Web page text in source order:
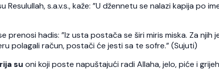
Resulullah, s.a.v.s., kaže: ”U džennetu se nalazi kapija po
prenosi hadis: ”Iz usta postača se širi miris miska. Za
polagali račun, postači će jesti sa te sofre.” (Sujuti)
su oni koji poste napuštajući radi Allaha, jelo, piće i